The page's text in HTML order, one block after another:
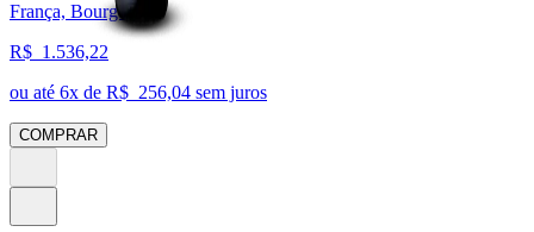
França, Bourgogne
R$ 1.536,22
ou até 6x de R$ 256,04 sem juros
COMPRAR